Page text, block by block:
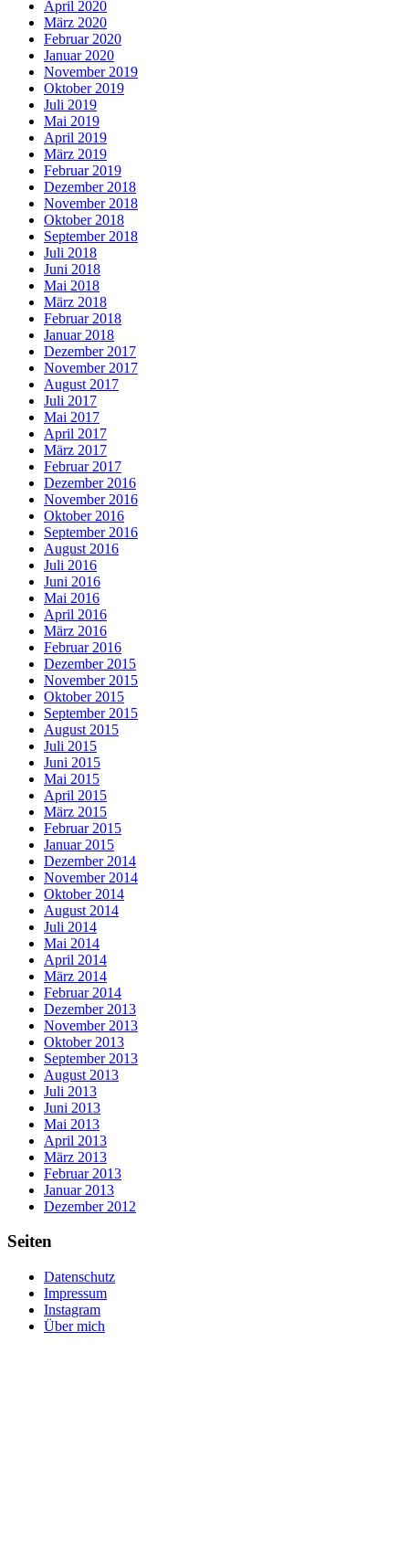
April 2020
März 2020
Februar 2020
Januar 2020
November 2019
Oktober 2019
Juli 2019
Mai 2019
April 2019
März 2019
Februar 2019
Dezember 2018
November 2018
Oktober 2018
September 2018
Juli 2018
Juni 2018
Mai 2018
März 2018
Februar 2018
Januar 2018
Dezember 2017
November 2017
August 2017
Juli 2017
Mai 2017
April 2017
März 2017
Februar 2017
Dezember 2016
November 2016
Oktober 2016
September 2016
August 2016
Juli 2016
Juni 2016
Mai 2016
April 2016
März 2016
Februar 2016
Dezember 2015
November 2015
Oktober 2015
September 2015
August 2015
Juli 2015
Juni 2015
Mai 2015
April 2015
März 2015
Februar 2015
Januar 2015
Dezember 2014
November 2014
Oktober 2014
August 2014
Juli 2014
Mai 2014
April 2014
März 2014
Februar 2014
Dezember 2013
November 2013
Oktober 2013
September 2013
August 2013
Juli 2013
Juni 2013
Mai 2013
April 2013
März 2013
Februar 2013
Januar 2013
Dezember 2012
Seiten
Datenschutz
Impressum
Instagram
Über mich